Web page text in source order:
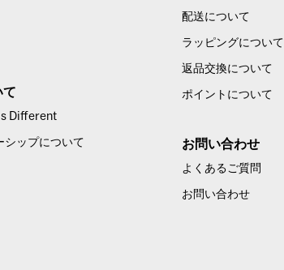
て
Different
シップについて
配送について
ラッピングについて
返品交換について
ポイントについて
お問い合わせ
よくあるご質問
お問い合わせ